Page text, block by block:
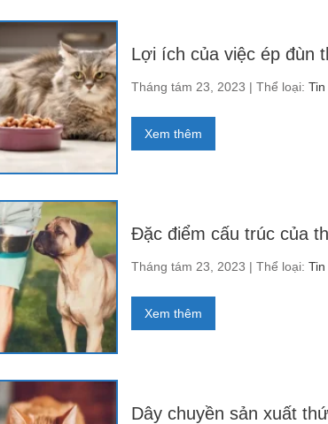
Lợi ích của việc ép đùn
Tháng tám 23, 2023 | Thể loại:
Xem thêm
Đặc điểm cấu trúc của
Tháng tám 23, 2023 | Thể loại:
Xem thêm
Dây chuyền sản xuất